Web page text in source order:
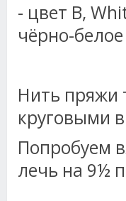
- цвет В,
чёрно-
Нить пряжи
круговыми
Попробуем
лечь на 9½